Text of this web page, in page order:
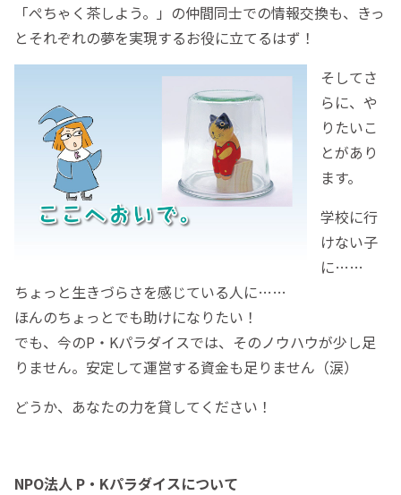
「ぺちゃく茶しよう。」の仲間同士での情報交換も、きっ
とそれぞれの夢を実現するお役に立てるはず！
そしてさ
らに、や
りたいこ
とがあり
ます。
学校に行
けない子
に……
ちょっと生きづらさを感じている人に……
ほんのちょっとでも助けになりたい！
でも、今のP・Kパラダイスでは、そのノウハウが少し足
りません。安定して運営する資金も足りません（涙）
どうか、あなたの力を貸してください！
NPO法人 P・Kパラダイスについて